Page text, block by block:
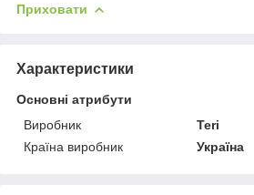
Приховати
Характеристики
Основні атрибути
Виробник
Teri
Країна виробник
Україна